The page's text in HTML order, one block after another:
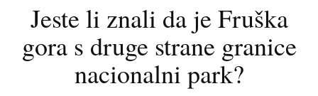
Jeste li znali da je Fruška
gora s druge strane granice
nacionalni park?